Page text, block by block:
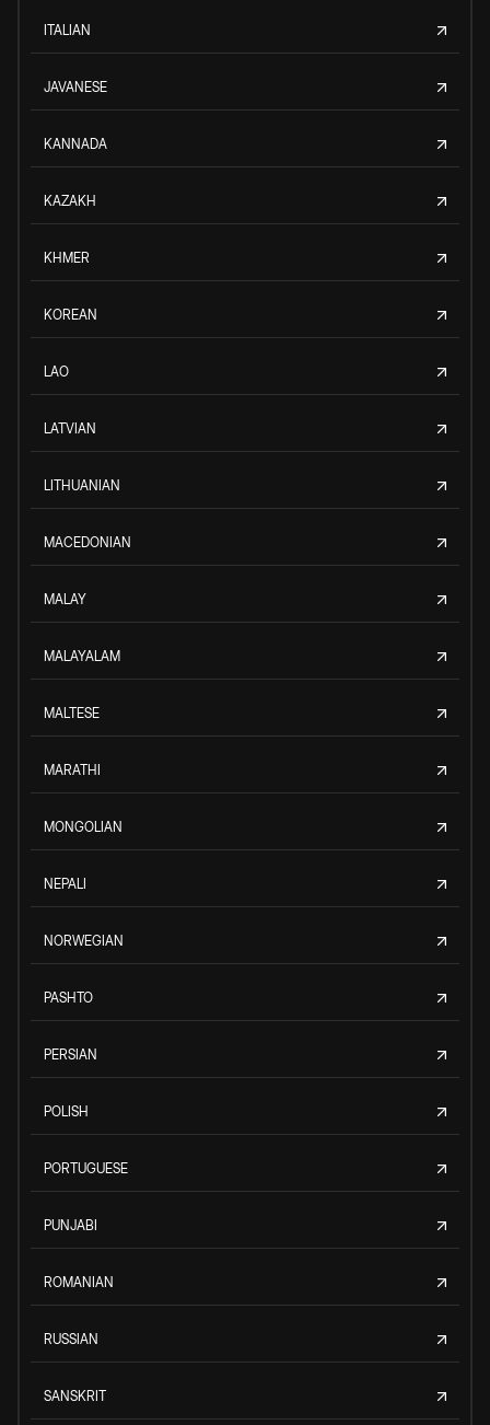
ITALIAN
JAVANESE
KANNADA
KAZAKH
KHMER
KOREAN
LAO
LATVIAN
LITHUANIAN
MACEDONIAN
MALAY
MALAYALAM
MALTESE
MARATHI
MONGOLIAN
NEPALI
NORWEGIAN
PASHTO
PERSIAN
POLISH
PORTUGUESE
PUNJABI
ROMANIAN
RUSSIAN
SANSKRIT